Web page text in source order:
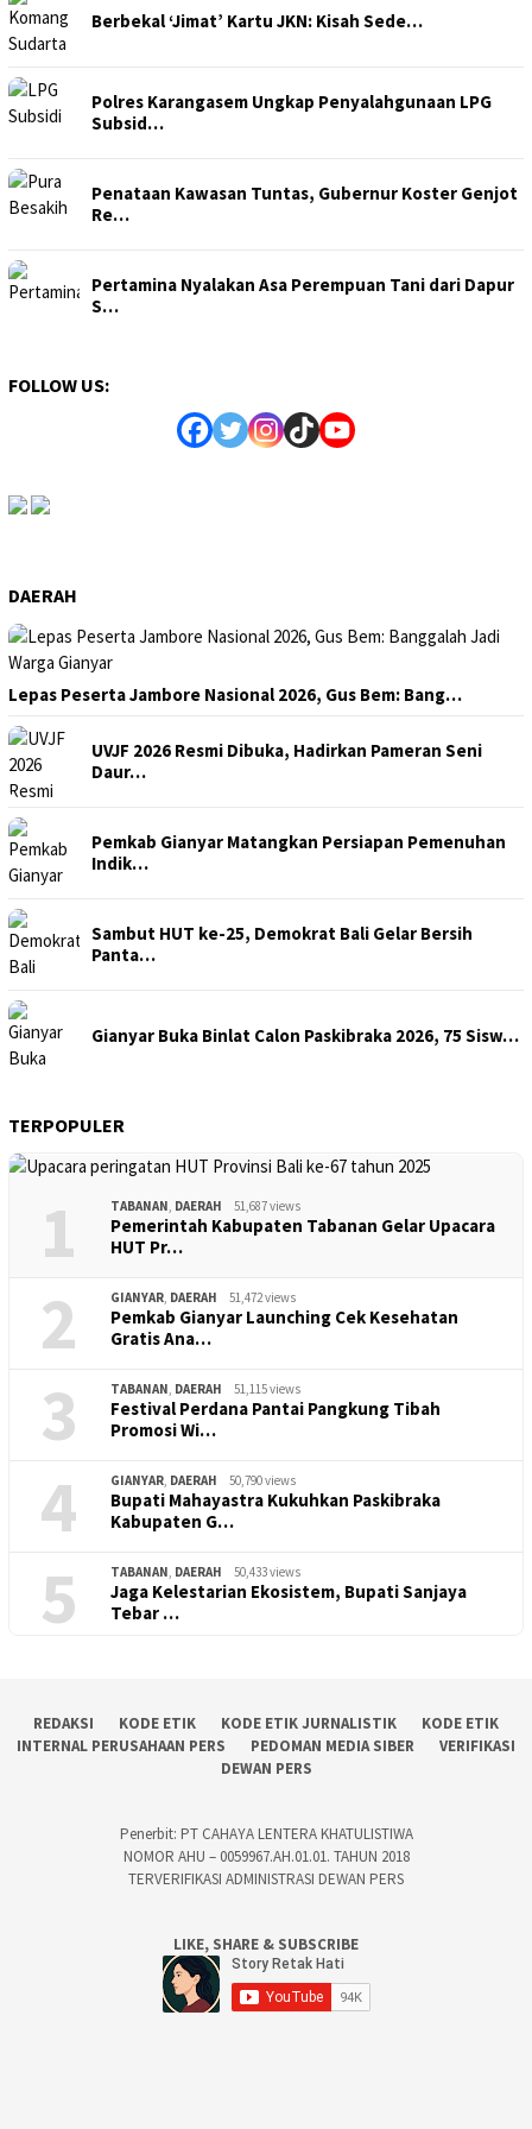
Berbekal ‘Jimat’ Kartu JKN: Kisah Sede…
Polres Karangasem Ungkap Penyalahgunaan LPG
Subsid…
Penataan Kawasan Tuntas, Gubernur Koster Genjot
Re…
Pertamina Nyalakan Asa Perempuan Tani dari Dapur
S…
FOLLOW US:
DAERAH
Lepas Peserta Jambore Nasional 2026, Gus Bem: Bang…
UVJF 2026 Resmi Dibuka, Hadirkan Pameran Seni
Daur…
Pemkab Gianyar Matangkan Persiapan Pemenuhan
Indik…
Sambut HUT ke-25, Demokrat Bali Gelar Bersih
Panta…
Gianyar Buka Binlat Calon Paskibraka 2026, 75 Sisw…
TERPOPULER
1 TABANAN, DAERAH 51,687 views
Pemerintah Kabupaten Tabanan Gelar Upacara
HUT Pr…
2 GIANYAR, DAERAH 51,472 views
Pemkab Gianyar Launching Cek Kesehatan
Gratis Ana…
3 TABANAN, DAERAH 51,115 views
Festival Perdana Pantai Pangkung Tibah
Promosi Wi…
4 GIANYAR, DAERAH 50,790 views
Bupati Mahayastra Kukuhkan Paskibraka
Kabupaten G…
5 TABANAN, DAERAH 50,433 views
Jaga Kelestarian Ekosistem, Bupati Sanjaya
Tebar …
REDAKSI KODE ETIK KODE ETIK JURNALISTIK
KODE ETIK
INTERNAL PERUSAHAAN PERS
PEDOMAN MEDIA SIBER
VERIFIKASI
DEWAN PERS
Penerbit: PT CAHAYA LENTERA KHATULISTIWA
NOMOR AHU – 0059967.AH.01.01. TAHUN 2018
TERVERIFIKASI ADMINISTRASI DEWAN PERS
LIKE, SHARE & SUBSCRIBE